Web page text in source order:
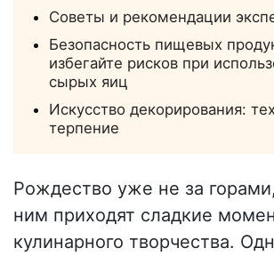
Советы и рекомендации
Безопасность пищевых
избегайте рисков при
сырых яиц
Искусство декорирования:
терпение
Рождество уже не за
ним приходят сладкие
кулинарного творчества.